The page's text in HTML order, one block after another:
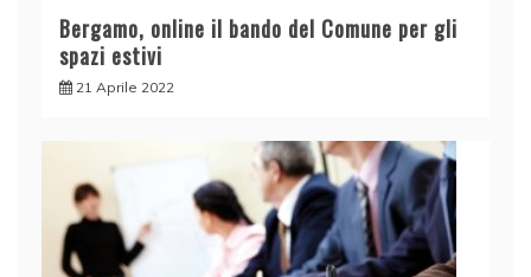
Bergamo, online il bando del Comune per gli
spazi estivi
21 Aprile 2022